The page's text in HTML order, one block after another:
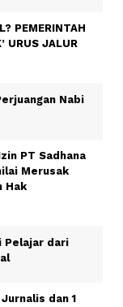
PEMERINTAH
URUS JALUR
Nabi
PT Sadhana
Merusak
Hak
Pelajar dari
dan 1